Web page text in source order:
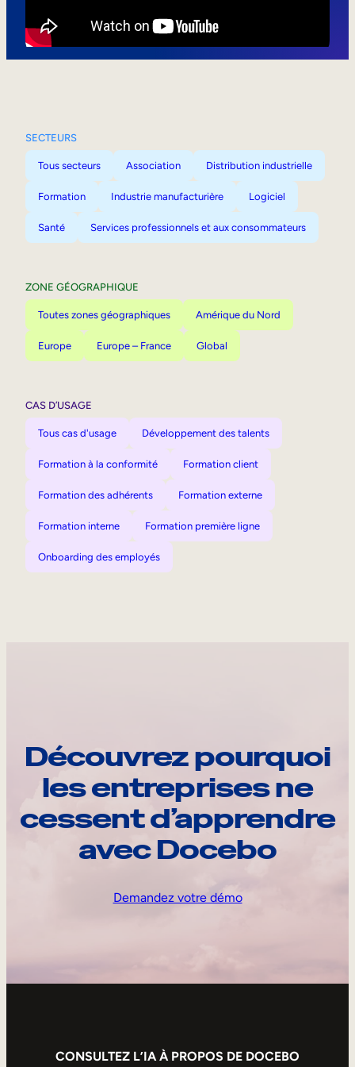
SECTEURS
Tous secteurs Association Distribution industrielle
Formation Industrie manufacturière Logiciel
Santé Services professionnels et aux consommateurs
ZONE GÉOGRAPHIQUE
Toutes zones géographiques Amérique du Nord
Europe Europe – France Global
CAS D’USAGE
Tous cas d'usage Développement des talents
Formation à la conformité Formation client
Formation des adhérents Formation externe
Formation interne Formation première ligne
Onboarding des employés
Découvrez pourquoi
les entreprises ne
cessent d’apprendre
avec Docebo
Demandez votre démo
CONSULTEZ L’IA À PROPOS DE DOCEBO